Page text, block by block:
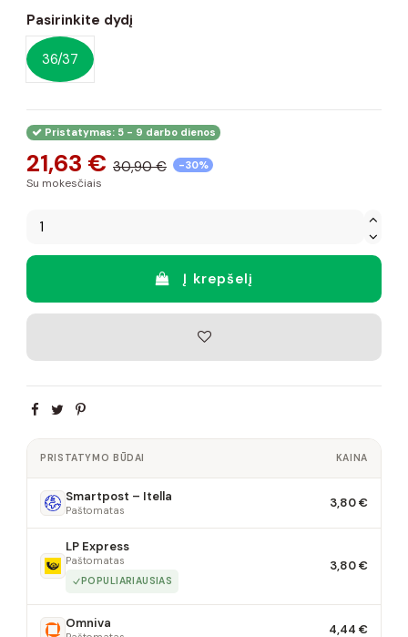
Pasirinkite dydį
36/37
Pristatymas: 5 - 9 darbo dienos
21,63 € 30,90 € -30%
Su mokesčiais
Į krepšelį
PRISTATYMO BŪDAI KAINA
Smartpost – Itella
Paštomatas 3,80 €
LP Express
Paštomatas
POPULIARIAUSIAS
3,80 €
Omniva 4,44 €